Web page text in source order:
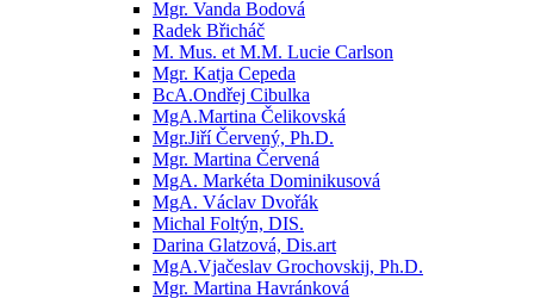
Mgr. Vanda Bodová
Radek Břicháč
M. Mus. et M.M. Lucie Carlson
Mgr. Katja Cepeda
BcA.Ondřej Cibulka
MgA.Martina Čelikovská
Mgr.Jiří Červený, Ph.D.
Mgr. Martina Červená
MgA. Markéta Dominikusová
MgA. Václav Dvořák
Michal Foltýn, DIS.
Darina Glatzová, Dis.art
MgA.Vjačeslav Grochovskij, Ph.D.
Mgr. Martina Havránková